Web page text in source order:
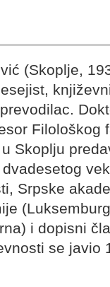
(Skoplje,
Filološkog
Skoplju
Srpske
i dopisni
se javio